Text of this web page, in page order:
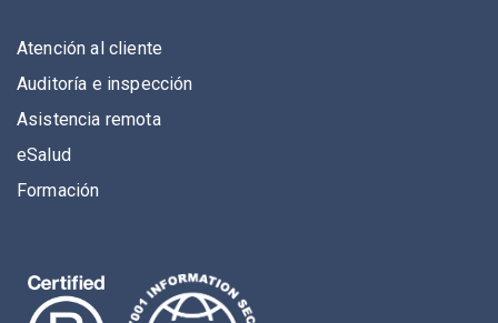
Atención al cliente
Auditoría e inspección
Asistencia remota
eSalud
Formación